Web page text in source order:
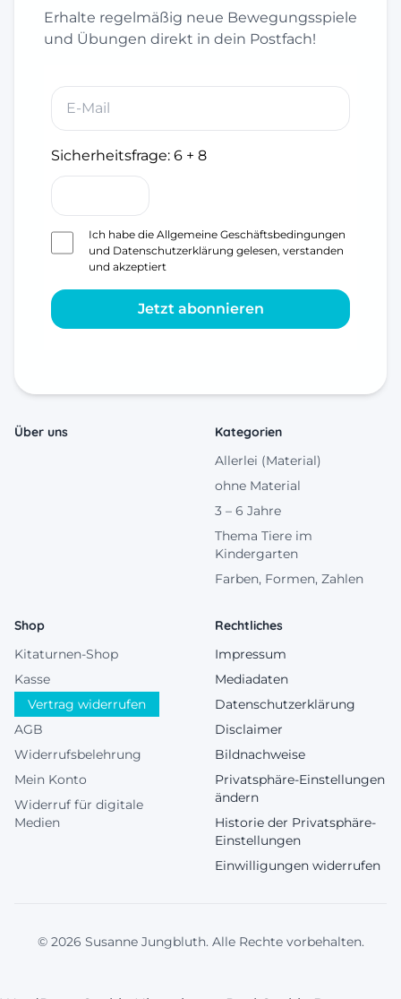
Erhalte regelmäßig neue Bewegungsspiele
und Übungen direkt in dein Postfach!
Sicherheitsfrage: 6 + 8
Ich habe die Allgemeine Geschäftsbedingungen
und Datenschutzerklärung gelesen, verstanden
und akzeptiert
Jetzt abonnieren
Über uns
Kategorien
Allerlei (Material)
ohne Material
3 – 6 Jahre
Thema Tiere im
Kindergarten
Farben, Formen, Zahlen
Shop
Kitaturnen-Shop
Kasse
Vertrag widerrufen
AGB
Widerrufsbelehrung
Mein Konto
Widerruf für digitale
Medien
Rechtliches
Impressum
Mediadaten
Datenschutzerklärung
Disclaimer
Bildnachweise
Privatsphäre-Einstellungen
ändern
Historie der Privatsphäre-
Einstellungen
Einwilligungen widerrufen
© 2026 Susanne Jungbluth. Alle Rechte vorbehalten.